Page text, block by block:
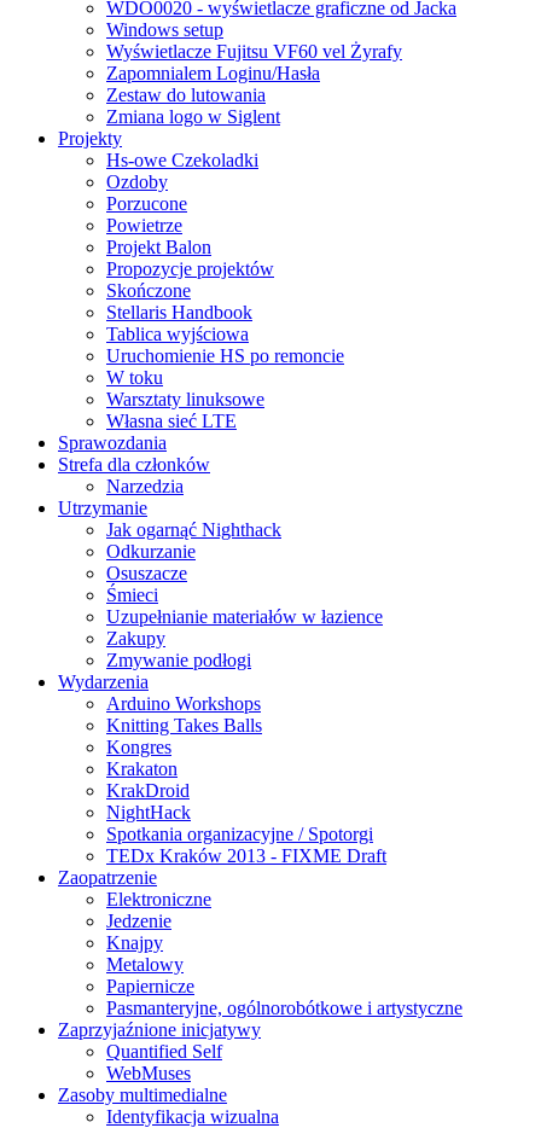
WDO0020 - wyświetlacze graficzne od Jacka
Windows setup
Wyświetlacze Fujitsu VF60 vel Żyrafy
Zapomnialem Loginu/Hasła
Zestaw do lutowania
Zmiana logo w Siglent
Projekty
Hs-owe Czekoladki
Ozdoby
Porzucone
Powietrze
Projekt Balon
Propozycje projektów
Skończone
Stellaris Handbook
Tablica wyjściowa
Uruchomienie HS po remoncie
W toku
Warsztaty linuksowe
Własna sieć LTE
Sprawozdania
Strefa dla członków
Narzedzia
Utrzymanie
Jak ogarnąć Nighthack
Odkurzanie
Osuszacze
Śmieci
Uzupełnianie materiałów w łazience
Zakupy
Zmywanie podłogi
Wydarzenia
Arduino Workshops
Knitting Takes Balls
Kongres
Krakaton
KrakDroid
NightHack
Spotkania organizacyjne / Spotorgi
TEDx Kraków 2013 - FIXME Draft
Zaopatrzenie
Elektroniczne
Jedzenie
Knajpy
Metalowy
Papiernicze
Pasmanteryjne, ogólnorobótkowe i artystyczne
Zaprzyjaźnione inicjatywy
Quantified Self
WebMuses
Zasoby multimedialne
Identyfikacja wizualna